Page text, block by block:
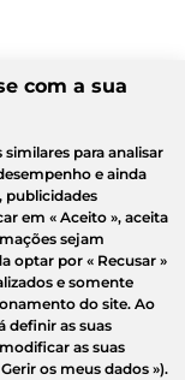
com a sua
para analisar
e ainda
publicidades
em « Aceito », aceita
sejam
optar por « Recusar »
e somente
do site. Ao
definir as suas
as suas
os meus dados »).